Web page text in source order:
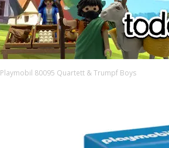
Playmobil 80095 Quartett & Trumpf Boys